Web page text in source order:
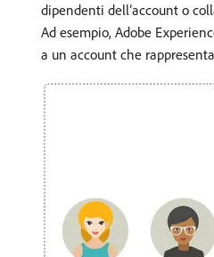
dipendenti dell’account o
Ad esempio, Adobe
a un account che